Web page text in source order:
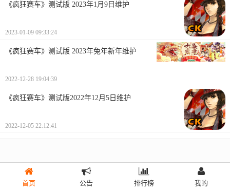
《疯狂赛车》测试版 2023年1月9日维护
2023-01-09 09:33:24
《疯狂赛车》测试版 2023年兔年新年维护
2022-12-28 19:04:39
《疯狂赛车》测试版2022年12月5日维护
2022-12-05 22:12:41
首页 公告 排行榜 我的